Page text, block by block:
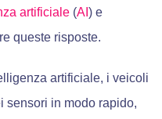
artificiale (AI ) e
queste risposte.
artificiale, i veicoli
sensori in modo rapido,